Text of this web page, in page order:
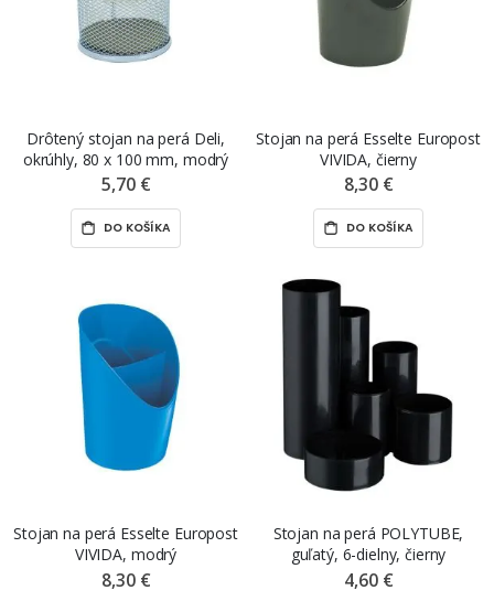
Drôtený stojan na perá Deli,
okrúhly, 80 x 100 mm, modrý
5,70 €
DO KOŠÍKA
Stojan na perá Esselte Europost
VIVIDA, čierny
8,30 €
DO KOŠÍKA
Stojan na perá Esselte Europost
VIVIDA, modrý
8,30 €
Stojan na perá POLYTUBE,
guľatý, 6-dielny, čierny
4,60 €